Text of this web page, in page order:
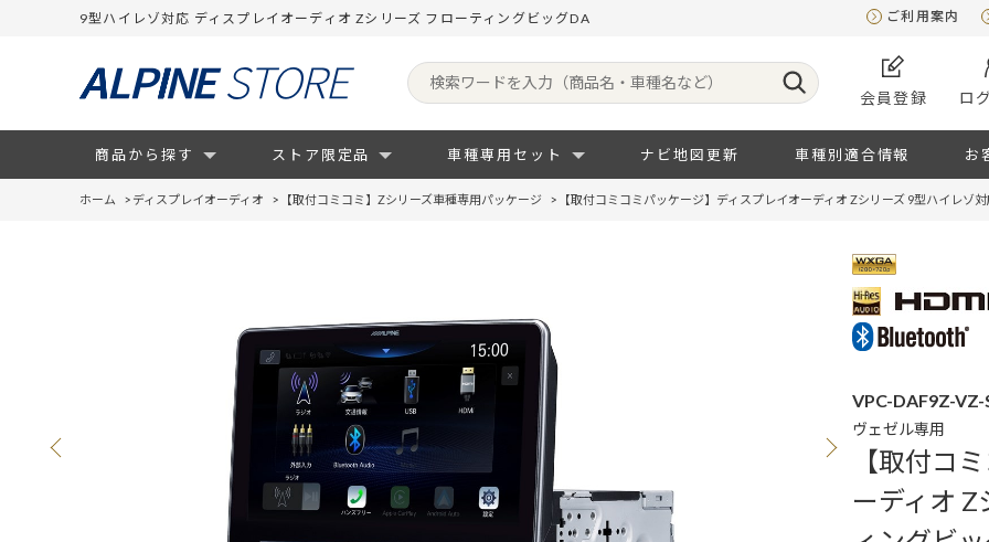
9型ハイレゾ対応 ディスプレイオーディオ Zシリーズ フローティングビッグDA ご利用案内
会員登録 ロ
商品から探す ストア限定品 車種専用セット ナビ地図更新 車種別適合情報 お
ホーム > ディスプレイオーディオ > 【取付コミコミ】Zシリーズ車種専用パッケージ > 【取付コミコミパッケージ】ディスプレイオーディオ Zシリーズ 9型ハイレゾ
ヴェゼル専用
VPC-DAF9Z-VZ-
【取付コ
ーディオ